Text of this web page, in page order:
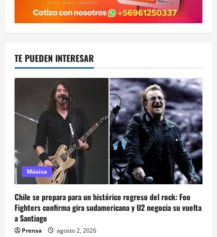
TE PUEDEN INTERESAR
Música
Chile se prepara para un histórico regreso del rock: Foo
Fighters confirma gira sudamericana y U2 negocia su vuelta
a Santiago
Prensa agosto 2, 2026